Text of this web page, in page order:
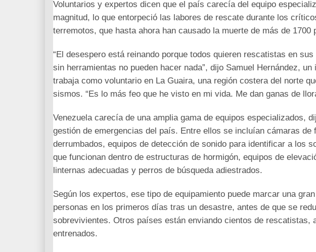
Voluntarios y expertos dicen que el país carecía del equipo
magnitud, lo que entorpeció las labores de rescate durante los
terremotos, que hasta ahora han causado la muerte de más de 1700
“El desespero está reinando porque todos quieren rescatistas en
sin herramientas no pueden hacer nada”, dijo Samuel Hernández,
trabaja como voluntario en La Guaira, una región costera del norte
sismos. “Es lo más feo que he visto en mi vida. Me dan ganas de
Venezuela carecía de una amplia gama de equipos especializados,
gestión de emergencias del país. Entre ellos se incluían cámaras
derrumbados, equipos de detección de sonido para identificar a los
que funcionan dentro de estructuras de hormigón, equipos de
linternas adecuadas y perros de búsqueda adiestrados.
Según los expertos, ese tipo de equipamiento puede marcar una
personas en los primeros días tras un desastre, antes de que se
sobrevivientes. Otros países están enviando cientos de rescatistas,
entrenados.